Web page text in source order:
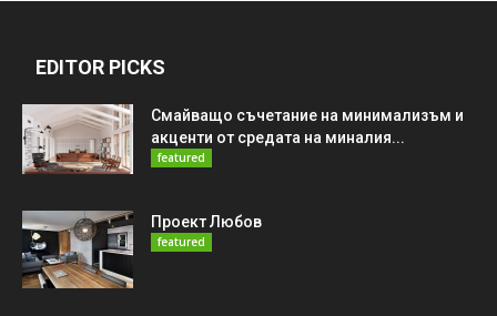
EDITOR PICKS
Смайващо съчетание на минимализъм и
акценти от средата на миналия...
featured
Проект Любов
featured